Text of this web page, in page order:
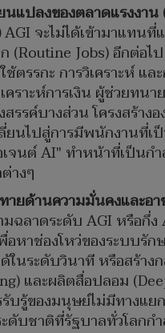
นแปลงของตลาดแรงงาน
AGI จะไม่ได้เข้ามาแทนที่
(Routine Jobs) อีกต่อไ
ช้ตรรกะ การวิเคราะห์ แ
คราะห์การเงิน ผู้ช่วยทน
รรค์บางส่วน โครงสร้าง
ยนไปสู่การมีพนักงานที่
จนต์ AI" ทำหน้าที่เป็นก
างๆ
ายด้านความมั่นคงและอ
มฉลาดระดับ AGI หรือกึ่
อหาช่องโหว่ของระบบรั
ด้ในระดับวินาที หรือสร้า
และผลิตสื่อปลอม
บรู้ของมนุษย์ไม่มีทางแย
ดับชาติที่รัฐบาลทั่วโลกก